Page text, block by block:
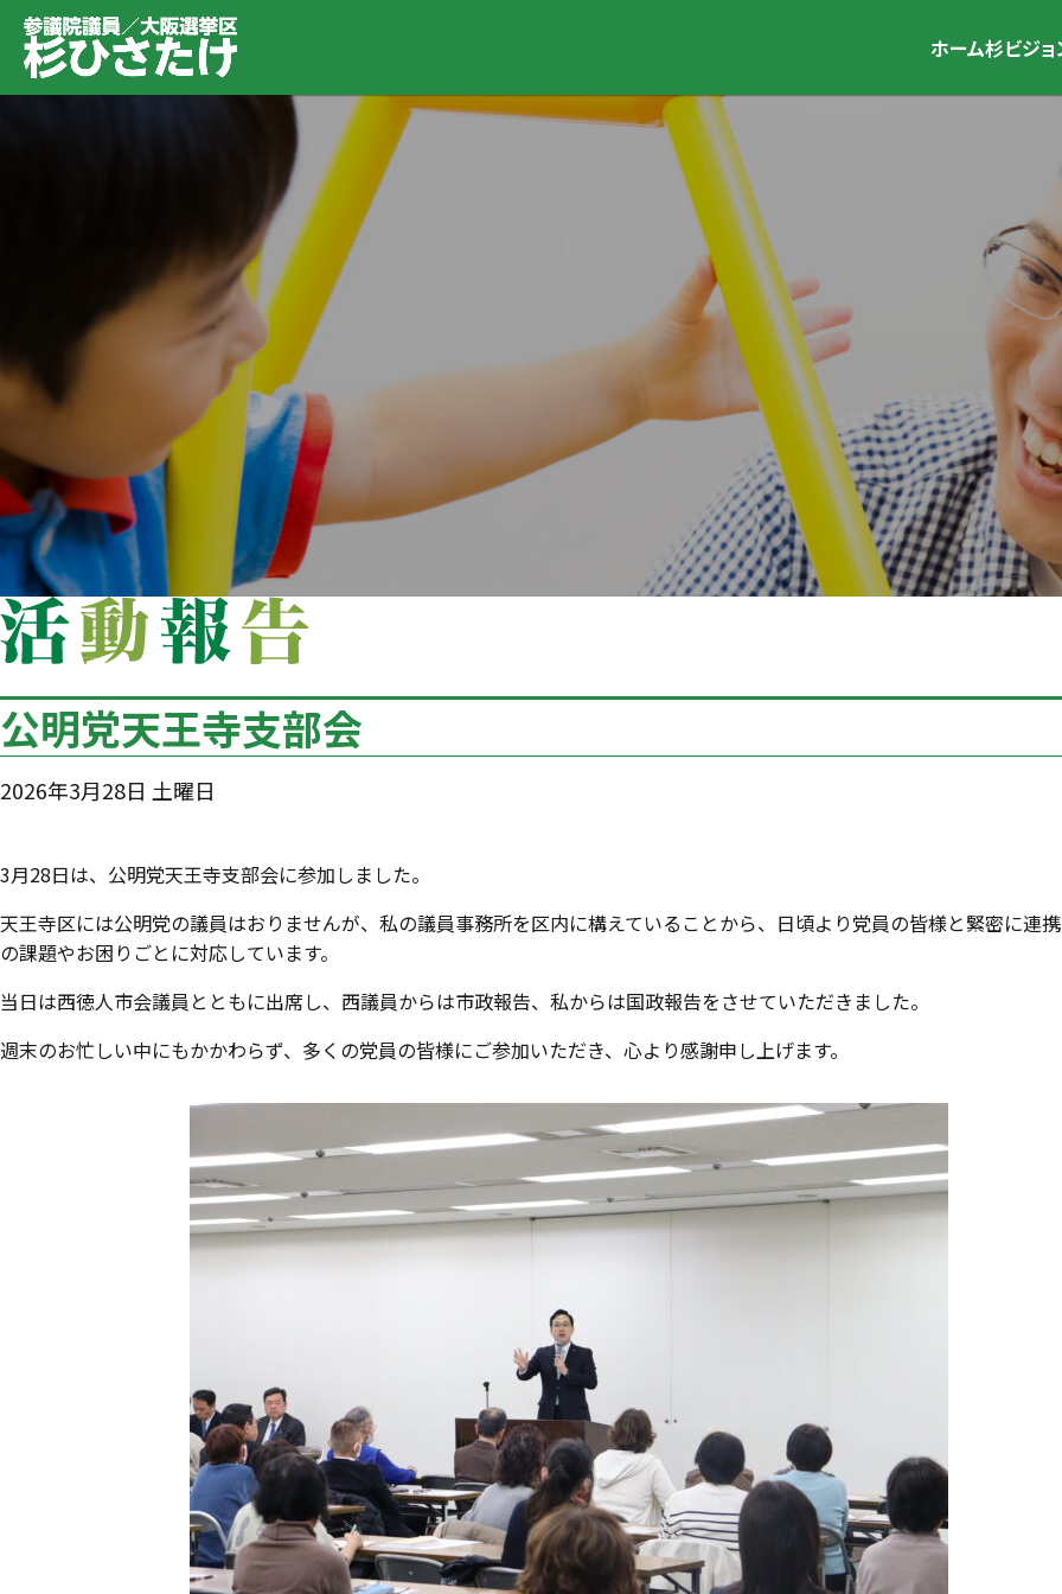
ホーム杉ビジョ
公明党天王寺支部会
2026年3月28日 土曜日
3月28日は、公明党天王寺支部会に参加しました。
天王寺区には公明党の議員はおりませんが、私の議員事務所を区内に構えていることから、日頃より党員の皆様と緊密に連
の課題やお困りごとに対応しています。
当日は西徳人市会議員とともに出席し、西議員からは市政報告、私からは国政報告をさせていただきました。
週末のお忙しい中にもかかわらず、多くの党員の皆様にご参加いただき、心より感謝申し上げます。